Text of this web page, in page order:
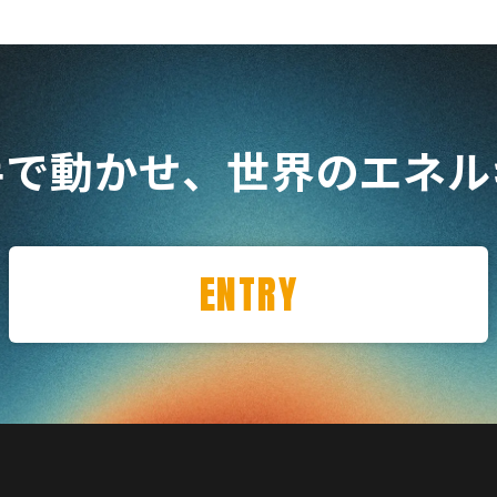
動かせ、世界のエネ
ENTRY